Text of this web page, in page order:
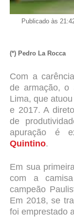
Publicado às
(*) Pedro La Rocca
Com a
de armação, o
Lima, que
e 2017. A
de
apuração é
Quintino.
Em sua
com a
campeão
Em 2018, se
foi emprestado